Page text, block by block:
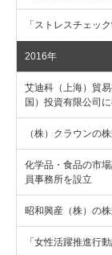
「ストレスチェッ
2016年
艾迪科（上海）貿
国）投資有限公司
（株）クラウンの
化学品・食品の市
員事務所を設立
昭和興産（株）の
「女性活躍推進行